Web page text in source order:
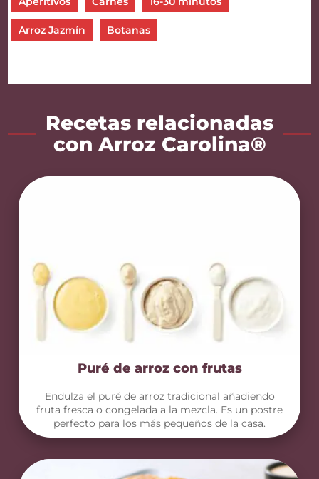
Arroz Jazmín Botanas
Recetas relacionadas
con Arroz Carolina®
Puré de arroz con frutas
Endulza el puré de arroz tradicional añadiendo
fruta fresca o congelada a la mezcla. Es un postre
perfecto para los más pequeños de la casa.